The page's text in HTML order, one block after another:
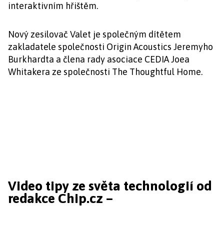
interaktivním hřištěm.
Nový zesilovač Valet je společným dítětem
zakladatele společnosti Origin Acoustics Jeremyho
Burkhardta a člena rady asociace CEDIA Joea
Whitakera ze společnosti The Thoughtful Home.
Video tipy ze světa technologií od
redakce Chip.cz –